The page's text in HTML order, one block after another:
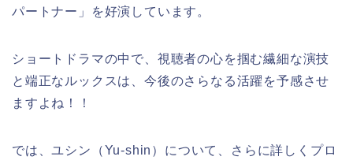
パートナー」を好演しています。
ショートドラマの中で、視聴者の心を掴む繊細な演技
と端正なルックスは、今後のさらなる活躍を予感させ
ますよね！！
では、ユシン（Yu-shin）について、さらに詳しくプロ